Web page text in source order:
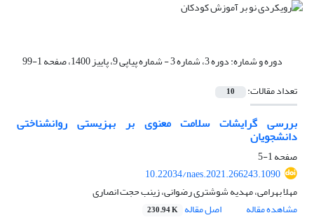
دوره و شماره:دوره 3، شماره 3 - شماره پیاپی 9، پاییز 1400، صفحه 1-99
تعداد مقالات:
10
بررسی گرایشات سلامت معنوی بر بهزیستی روانشناختی
دانشجویان
صفحه1-5
10.22034/naes.2021.266243.1090
مهلا بهرامی، مهدیه شوشتری رضوانی، زینب حجت انصاری
مشاهده مقاله
اصل مقاله 230.94 K